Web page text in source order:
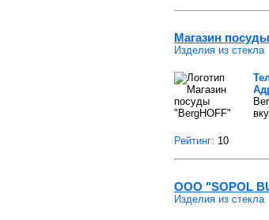
Магазин
Изделия из стекла
Рейтинг: 10
ООО "SOPOL
Изделия из стекла